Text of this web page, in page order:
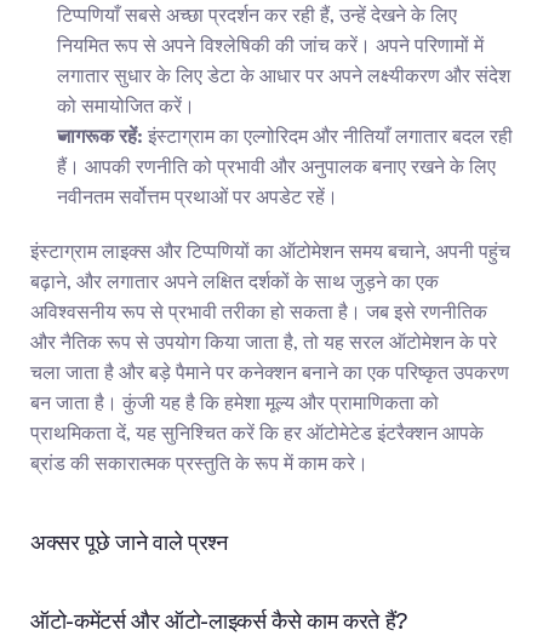
टिप्पणियाँ सबसे अच्छा प्रदर्शन कर रही हैं, उन्हें देखने के लिए
नियमित रूप से अपने विश्लेषिकी की जांच करें। अपने परिणामों में
लगातार सुधार के लिए डेटा के आधार पर अपने लक्ष्यीकरण और संदेश
को समायोजित करें।
जागरूक रहें: इंस्टाग्राम का एल्गोरिदम और नीतियाँ लगातार बदल रही
हैं। आपकी रणनीति को प्रभावी और अनुपालक बनाए रखने के लिए
नवीनतम सर्वोत्तम प्रथाओं पर अपडेट रहें।
इंस्टाग्राम लाइक्स और टिप्पणियों का ऑटोमेशन समय बचाने, अपनी पहुंच
बढ़ाने, और लगातार अपने लक्षित दर्शकों के साथ जुड़ने का एक
अविश्वसनीय रूप से प्रभावी तरीका हो सकता है। जब इसे रणनीतिक
और नैतिक रूप से उपयोग किया जाता है, तो यह सरल ऑटोमेशन के परे
चला जाता है और बड़े पैमाने पर कनेक्शन बनाने का एक परिष्कृत उपकरण
बन जाता है। कुंजी यह है कि हमेशा मूल्य और प्रामाणिकता को
प्राथमिकता दें, यह सुनिश्चित करें कि हर ऑटोमेटेड इंटरैक्शन आपके
ब्रांड की सकारात्मक प्रस्तुति के रूप में काम करे।
अक्सर पूछे जाने वाले प्रश्न
ऑटो-कमेंटर्स और ऑटो-लाइकर्स कैसे काम करते हैं?